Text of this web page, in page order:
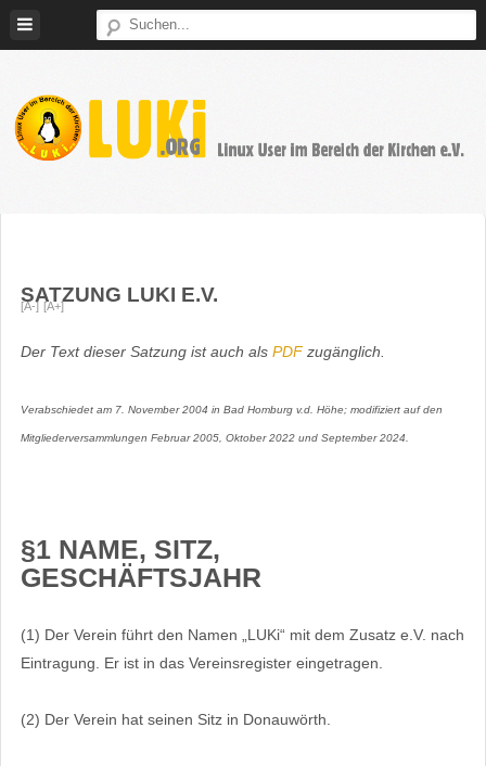
der
[A-] [A+]
SATZUNG LUKI E.V.
Der Text dieser Satzung ist auch als PDFzugänglich.
Verabschiedet am 7. November 2004 in Bad Homburg v.d. Höhe; modifiziert auf den
Mitgliederversammlungen Februar 2005, Oktober 2022 und September 2024.
§1 NAME, SITZ,
GESCHÄFTSJAHR
(1) Der Verein führt den Namen „LUKi“ mit dem Zusatz e.V. nach
Eintragung. Er ist in das Vereinsregister eingetragen.
(2) Der Verein hat seinen Sitz in Donauwörth.